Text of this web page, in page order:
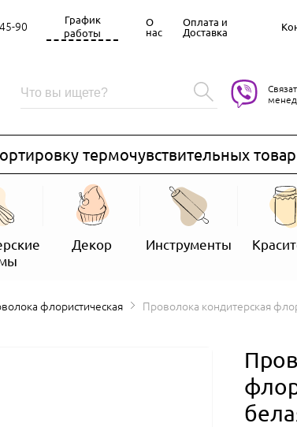
90
График
работы
О
нас
Оплата и
Доставка
термочувствительных
Декор Инструменты
флористическая Проволока кондитерская